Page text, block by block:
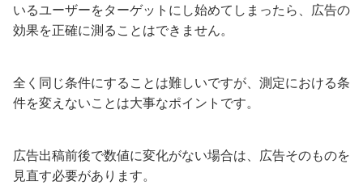
いるユーザーをターゲットにし始めてしまったら、広告の
効果を正確に測ることはできません。
全く同じ条件にすることは難しいですが、測定における条
件を変えないことは大事なポイントです。
広告出稿前後で数値に変化がない場合は、広告そのものを
見直す必要があります。